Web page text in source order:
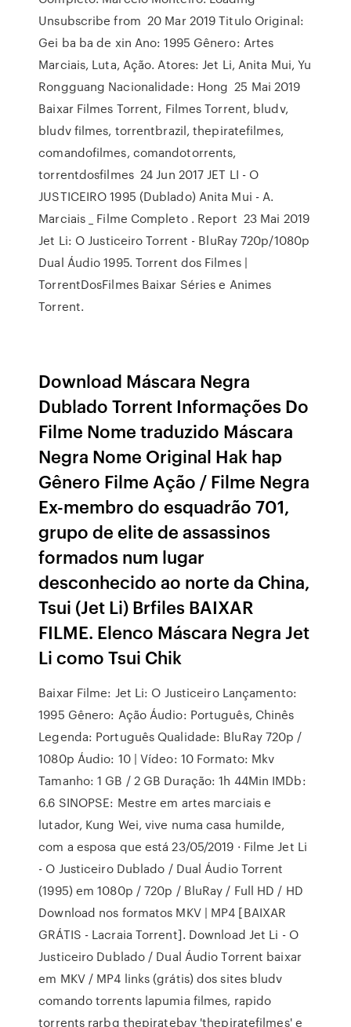
Unsubscribe from 20 Mar 2019 Titulo Original:
Gei ba ba de xin Ano: 1995 Gênero: Artes
Marciais, Luta, Ação. Atores: Jet Li, Anita Mui, Yu
Rongguang Nacionalidade: Hong 25 Mai 2019
Baixar Filmes Torrent, Filmes Torrent, bludv,
bludv filmes, torrentbrazil, thepiratefilmes,
comandofilmes, comandotorrents,
torrentdosfilmes 24 Jun 2017 JET LI - O
JUSTICEIRO 1995 (Dublado) Anita Mui - A.
Marciais _ Filme Completo . Report 23 Mai 2019
Jet Li: O Justiceiro Torrent - BluRay 720p/1080p
Dual Áudio 1995. Torrent dos Filmes |
TorrentDosFilmes Baixar Séries e Animes
Torrent.
Download Máscara Negra
Dublado Torrent Informações Do
Filme Nome traduzido Máscara
Negra Nome Original Hak hap
Gênero Filme Ação / Filme Negra
Ex-membro do esquadrão 701,
grupo de elite de assassinos
formados num lugar
desconhecido ao norte da China,
Tsui (Jet Li) Brfiles BAIXAR
FILME. Elenco Máscara Negra Jet
Li como Tsui Chik
Baixar Filme: Jet Li: O Justiceiro Lançamento:
1995 Gênero: Ação Áudio: Português, Chinês
Legenda: Português Qualidade: BluRay 720p /
1080p Áudio: 10 | Vídeo: 10 Formato: Mkv
Tamanho: 1 GB / 2 GB Duração: 1h 44Min IMDb:
6.6 SINOPSE: Mestre em artes marciais e
lutador, Kung Wei, vive numa casa humilde,
com a esposa que está 23/05/2019 · Filme Jet Li
- O Justiceiro Dublado / Dual Áudio Torrent
(1995) em 1080p / 720p / BluRay / Full HD / HD
Download nos formatos MKV | MP4 [BAIXAR
GRÁTIS - Lacraia Torrent]. Download Jet Li - O
Justiceiro Dublado / Dual Áudio Torrent baixar
em MKV / MP4 links (grátis) dos sites bludv
comando torrents lapumia filmes, rapido
torrents rarbg thepiratebay 'thepiratefilmes' e